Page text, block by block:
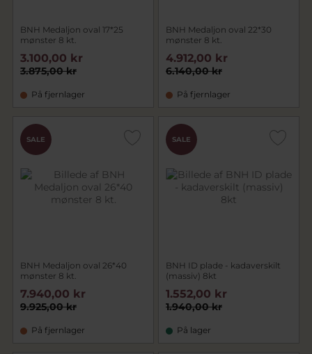
BNH Medaljon oval 17*25
mønster 8 kt.
3.875,00 kr
3.100,00 kr
På fjernlager
BNH Medaljon oval 22*30
mønster 8 kt.
6.140,00 kr
4.912,00 kr
På fjernlager
SALE
BNH Medaljon oval 26*40
mønster 8 kt.
9.925,00 kr
7.940,00 kr
På fjernlager
SALE
BNH ID plade - kadaverskilt
(massiv) 8kt
1.940,00 kr
1.552,00 kr
På lager